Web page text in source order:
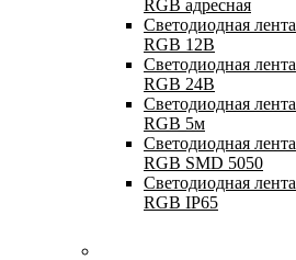
RGB адресная
Светодиодная лента
RGB 12В
Светодиодная лента
RGB 24В
Светодиодная лента
RGB 5м
Светодиодная лента
RGB SMD 5050
Светодиодная лента
RGB IP65